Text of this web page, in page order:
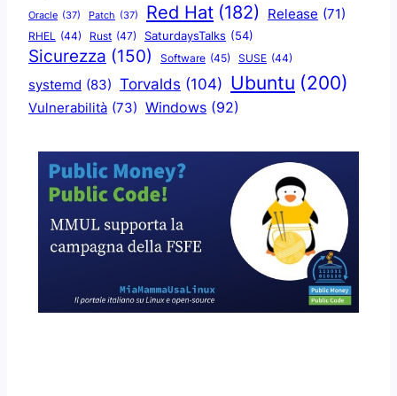
Oracle (37) Patch (37) Red Hat (182) Release (71)
RHEL (44) Rust (47) SaturdaysTalks (54)
Sicurezza (150) Software (45) SUSE (44)
systemd (83) Torvalds (104) Ubuntu (200)
Vulnerabilità (73) Windows (92)